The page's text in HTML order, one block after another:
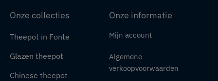
Onze collecties
Theepot in Fonte
Glazen theepot
Chinese theepot
Onze informatie
Mijn account
Algemene
verkoopvoorwaarden